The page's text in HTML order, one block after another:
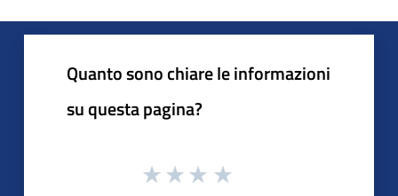
Quanto sono chiare le informazioni
su questa pagina?